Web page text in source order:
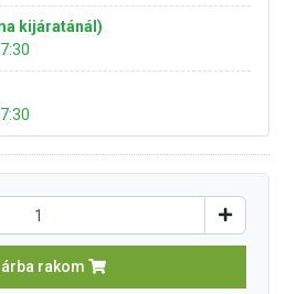
kijáratánál)
rakom